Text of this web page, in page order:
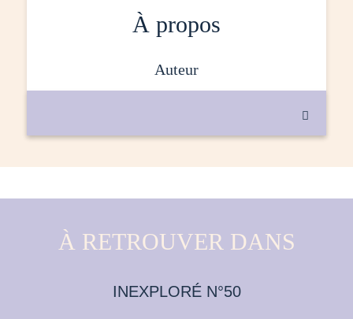
À propos
auteur

À RETROUVER DANS
INEXPLORÉ N°50